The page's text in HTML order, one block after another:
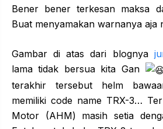
Bener bener terkesan maksa
Buat menyamakan warnanya aja
Gambar di atas dari blognya
lama tidak bersua kita Gan
terakhir tersebut helm
memiliki code name TRX-3…
Motor (AHM) masih setia